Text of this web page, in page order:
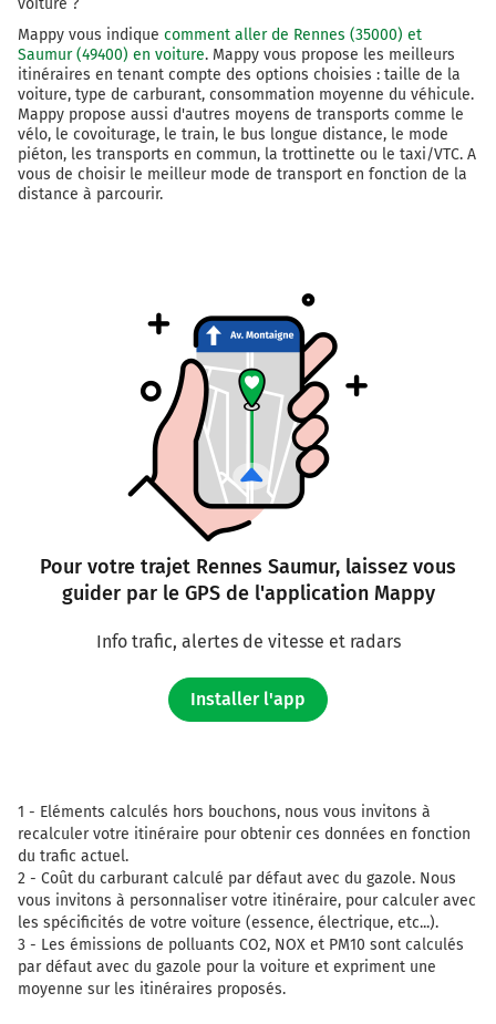
Parc Maupassant de Bois-Savary
D767
Au rond-point, prendre la 3ème sortie sur D347
(Rue de la Fresnaie) et continuer sur 2,4
kilomètres
184 km
continuer sur 4,1 kilomètres
D347
Sortir et rejoindre Rond-Point du Carrousel.
Continuer sur 160 mètres
Saumur-Centre
191 km
Au rond-point, prendre la 4ème sortie sur Rue du
Carrousel et continuer sur 350 mètres
Au rond-point, prendre la 2ème sortie sur
Boulevard du Général Weygand et continuer sur
210 mètres
191 km
Au rond-point, prendre la 2ème sortie sur
Boulevard du Maréchal de Lattre de Tassigny et
continuer sur 350 mètres
Au rond-point, prendre la 2ème sortie sur
Boulevard Benjamin Delessert et continuer sur
750 mètres
192 km
voiture ?
Mappy vous indique comment aller de Rennes (35000) et
Saumur (49400) en voiture. Mappy vous propose les meilleurs
itinéraires en tenant compte des options choisies : taille de la
voiture, type de carburant, consommation moyenne du véhicule.
Mappy propose aussi d'autres moyens de transports comme le
vélo, le covoiturage, le train, le bus longue distance, le mode
piéton, les transports en commun, la trottinette ou le taxi/VTC. A
vous de choisir le meilleur mode de transport en fonction de la
distance à parcourir.
Pour votre trajet Rennes Saumur, laissez vous
guider par le GPS de l'application Mappy
Info trafic, alertes de vitesse et radars
Installer l'app
1 - Eléments calculés hors bouchons, nous vous invitons à
recalculer votre itinéraire pour obtenir ces données en fonction
du trafic actuel.
2 - Coût du carburant calculé par défaut avec du gazole. Nous
vous invitons à personnaliser votre itinéraire, pour calculer avec
les spécificités de votre voiture (essence, électrique, etc...).
3 - Les émissions de polluants CO2, NOX et PM10 sont calculés
par défaut avec du gazole pour la voiture et expriment une
moyenne sur les itinéraires proposés.